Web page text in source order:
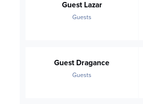
Guest Lazar
Guests
Guest Dragance
Guests